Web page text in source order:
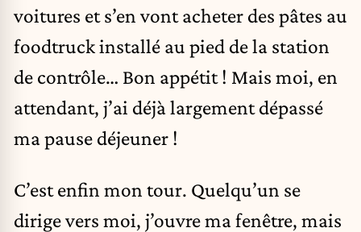
voitures et s’en vont acheter des pâtes au
foodtruck installé au pied de la station
de contrôle… Bon appétit ! Mais moi, en
attendant, j’ai déjà largement dépassé
ma pause déjeuner !
C’est enfin mon tour. Quelqu’un se
dirige vers moi, j’ouvre ma fenêtre, mais